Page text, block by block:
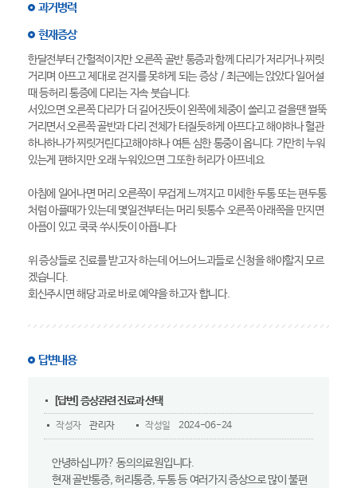
과거병력
현재증상
한달전부터 간헐적이지만 오른쪽 골반 통증과 함께 다리가 저리거나 찌릿
거리며 아프고 제대로 걷지를 못하게 되는 증상 / 최근에는 앉았다 일어설
때 등허리 통증에 다리는 지속 붓습니다.
서있으면 오른쪽 다리가 더 길어진듯이 왼쪽에 체중이 쏠리고 걸을땐 쩔뚝
거리면서 오른쪽 골반과 다리 전체가 터질듯하게 아프다고 해야하나 혈관
하나하나가 찌릿거린다고해야하나 여튼 심한 통중이 옵니다. 가만히 누워
있는게 편하지만 오래 누워있으면 그또한 허리가 아프네요
아침에 일어나면 머리 오른쪽이 무겁게 느껴지고 미세한 두통 또는 편두통
처럼 아플때가 있는데 몇일전부터는 머리 뒷통수 오른쪽 아래쪽을 만지면
아픔이 있고 쿡쿡 쑤시듯이 아픕니다
위 증상들로 진료를 받고자 하는데 어느어느과들로 신청을 해야할지 모르
겠습니다.
회신주시면 해당 과로 바로 예약을 하고자 합니다.
답변내용
[답변] 증상관련 진료과 선택
작성자 관리자 작성일 2024-06-24
안녕하십니까? 동의의료원입니다.
현재 골반통증, 허리통증, 두통 등 여러가지 증상으로 많이 불편